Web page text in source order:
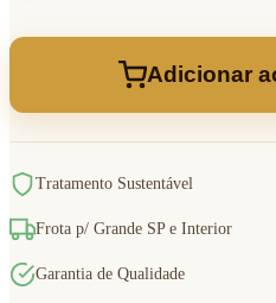
Adicionar
Tratamento Sustentável
Frota p/ Grande SP e Interior
Garantia de Qualidade